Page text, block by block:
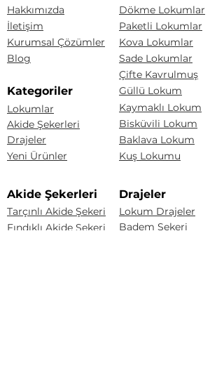
Hakkımızda
İletişim
Kurumsal Çözümler
Blog
Dökme Lokumlar
Paketli Lokumlar
Kova Lokumlar
Sade Lokumlar
Çifte Kavrulmuş
Kategoriler
Lokumlar
Akide Şekerleri
Drajeler
Yeni Ürünler
Güllü Lokum
Kaymaklı Lokum
Bisküvili Lokum
Baklava Lokum
Kuş Lokumu
Akide Şekerleri
Tarçınlı Akide Şekeri
Fındıklı Akide Şekeri
Drajeler
Lokum Drajeler
Badem Şekeri